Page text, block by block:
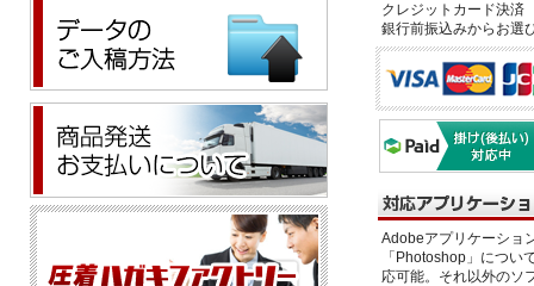
クレジットカード決
銀行前振込みからお選
Adobeアプリケーショ
「Photoshop」につい
応可能。それ以外のソ